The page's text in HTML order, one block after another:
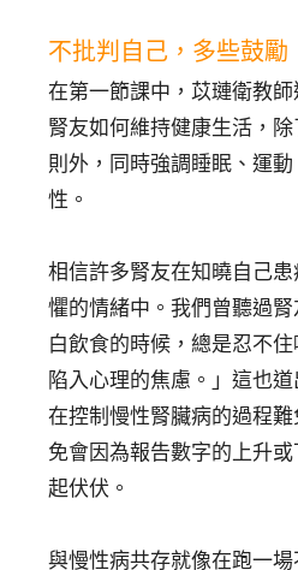
不批判自己，多些鼓勵
在第一節課中，苡璉衛教
腎友如何維持健康生活，
則外，同時強調睡眠、運
性。
相信許多腎友在知曉自己
懼的情緒中。我們曾聽過
白飲食的時候，總是忍不
陷入心理的焦慮。」這也道
在控制慢性腎臟病的過程
免會因為報告數字的上升
起伏伏。
與慢性病共存就像在跑一場